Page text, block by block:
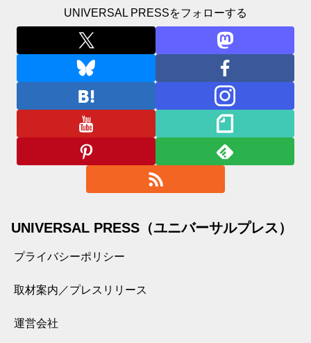
UNIVERSAL PRESSをフォローする
UNIVERSAL PRESS（ユニバーサルプレス）
プライバシーポリシー
取材案内／プレスリリース
運営会社